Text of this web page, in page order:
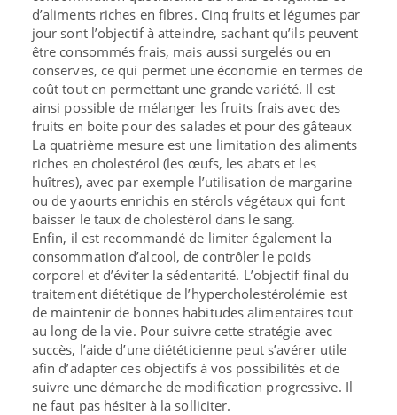
d’aliments riches en fibres. Cinq fruits et légumes par
jour sont l’objectif à atteindre, sachant qu’ils peuvent
être consommés frais, mais aussi surgelés ou en
conserves, ce qui permet une économie en termes de
coût tout en permettant une grande variété. Il est
ainsi possible de mélanger les fruits frais avec des
fruits en boite pour des salades et pour des gâteaux
La quatrième mesure est une limitation des aliments
riches en cholestérol (les œufs, les abats et les
huîtres), avec par exemple l’utilisation de margarine
ou de yaourts enrichis en stérols végétaux qui font
baisser le taux de cholestérol dans le sang.
Enfin, il est recommandé de limiter également la
consommation d’alcool, de contrôler le poids
corporel et d’éviter la sédentarité. L’objectif final du
traitement diététique de l’hypercholestérolémie est
de maintenir de bonnes habitudes alimentaires tout
au long de la vie. Pour suivre cette stratégie avec
succès, l’aide d’une diététicienne peut s’avérer utile
afin d’adapter ces objectifs à vos possibilités et de
suivre une démarche de modification progressive. Il
ne faut pas hésiter à la solliciter.